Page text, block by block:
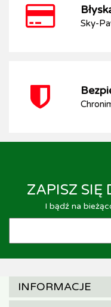
Sky-
ZAPISZ SIĘ
I bądź na
INFORMACJE